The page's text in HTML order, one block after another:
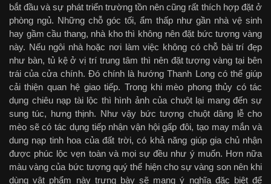
bắt đầu và sự phát triển trường tồn nên cũng rất thích hợp đặt ở
phòng ngủ. Những chỗ góc tối, ẩm thấp như gần nhà vệ sinh
hay gầm cầu thang, nhà kho thì không nên đặt bức tượng vàng
này. Nếu ngôi nhà hoặc nơi làm việc không có chỗ bài trí đẹp
như bàn, tủ kệ ở vị trí trung tâm thì nên đặt tượng vàng tại bên
trái của cửa chính. Đó chính là hướng Thanh Long có thể giúp
cải thiện quan hệ giao tiếp. Trong khi mèo phong thủy có tác
dụng chiêu nạp tài lộc thì hình ảnh của chuột lại mang đến sự
sung túc, hưng thịnh. Như vậy bức tượng chuột dâng lễ cho
mèo sẽ có tác dụng tiếp nhận vận hội gấp đôi, tạo may mắn và
dung nạp tinh hoa của đất trời, có khả năng giúp gia chủ nhận
được phúc lộc vẹn toàn và mọi sự đều như ý muốn. Hơn nữa
màu vàng của bức tượng quý thể hiện cho sự vàng son nên khi
dùng vật phẩm này trưng bày sẽ mang ý nghĩa đặc biệt để